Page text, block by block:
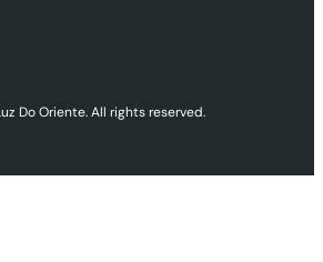
Do Oriente. All rights reserved.